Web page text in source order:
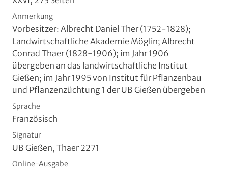
Anmerkung
Vorbesitzer: Albrecht Daniel Ther (1752-1828);
Landwirtschaftliche Akademie Möglin; Albrecht
Conrad Thaer (1828-1906); im Jahr 1906
übergeben an das landwirtschaftliche Institut
Gießen; im Jahr 1995 von Institut für Pflanzenbau
und Pflanzenzüchtung 1 der UB Gießen übergeben
Sprache
Französisch
Signatur
UB Gießen, Thaer 2271
Online-Ausgabe